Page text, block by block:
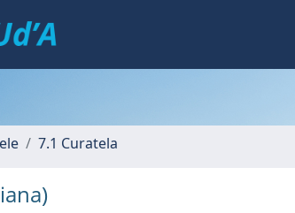
7.1 Curatela